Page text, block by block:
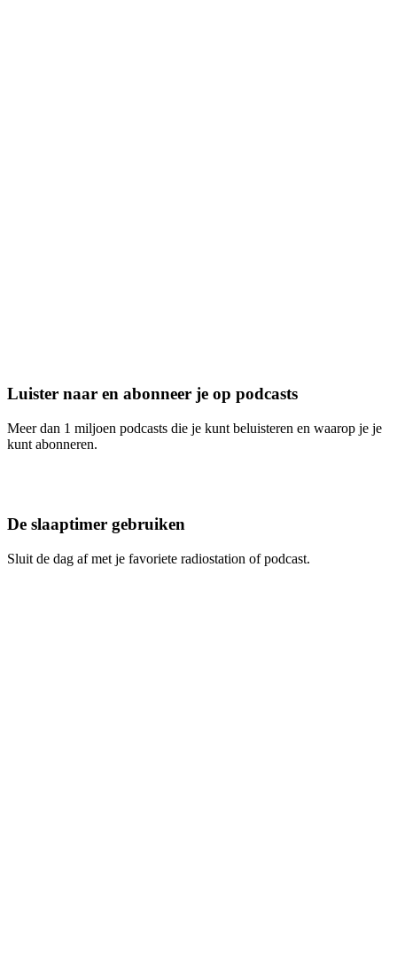
Luister naar en abonneer je op podcasts
Meer dan 1 miljoen podcasts die je kunt beluisteren en waarop je je
kunt abonneren.
De slaaptimer gebruiken
Sluit de dag af met je favoriete radiostation of podcast.